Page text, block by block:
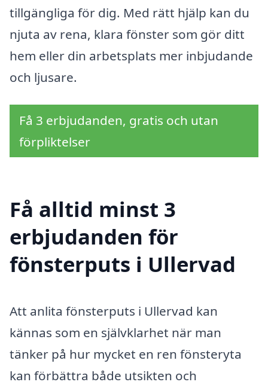
tillgängliga för dig. Med rätt hjälp kan du
njuta av rena, klara fönster som gör ditt
hem eller din arbetsplats mer inbjudande
och ljusare.
Få 3 erbjudanden, gratis och utan
förpliktelser
Få alltid minst 3
erbjudanden för
fönsterputs i Ullervad
Att anlita fönsterputs i Ullervad kan
kännas som en självklarhet när man
tänker på hur mycket en ren fönsteryta
kan förbättra både utsikten och